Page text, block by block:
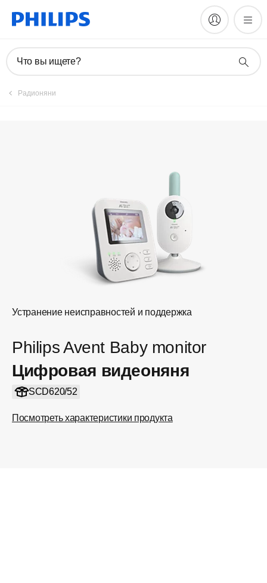
Что вы ищете?
Радионяни
Устранение неисправностей и поддержка
Philips Avent Baby monitor
Цифровая видеоняня
SCD620/52
Посмотреть характеристики продукта
Руководства и документация